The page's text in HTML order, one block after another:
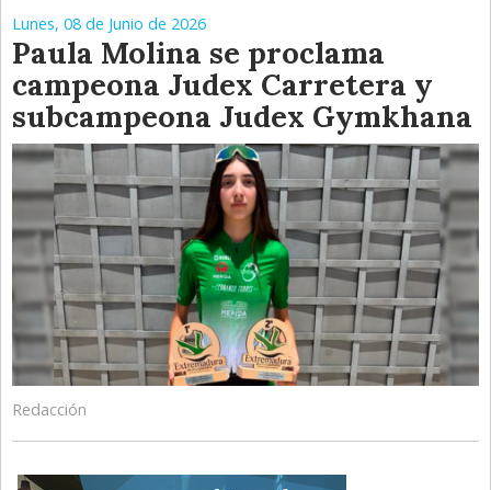
Lunes, 08 de Junio de 2026
Paula Molina se proclama
campeona Judex Carretera y
subcampeona Judex Gymkhana
Redacción